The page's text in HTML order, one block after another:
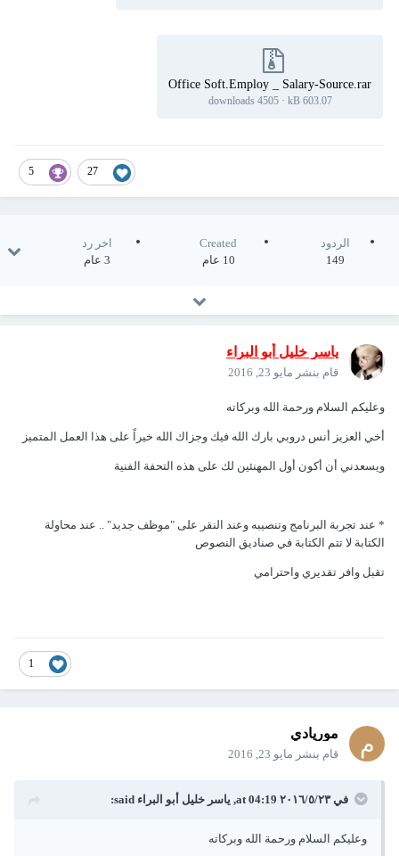
Office Soft.Employ _ Salary-Source.rar
603.07 kB
·
4505 downloads
27
5
الردود
149
Created
10 عام
اخر رد
3 عام
ياسر خليل أبو البراء
قام بنشر مايو 23, 2016
وعليكم السلام ورحمة الله وبركاته
أخي العزيز أنس دروبي بارك الله فيك وجزاك الله خيراً على هذا العمل المتميز
ويسعدني أن أكون أول المهنئين لك على هذه التحفة الفنية
* عند تجربة البرنامج وتنصيبه وعند النقر على "موظف جديد" .. عند محاولة
الكتابة لا تتم الكتابة في صناديق النصوص
تقبل وافر تقديري واحترامي
موريادي
قام بنشر مايو 23, 2016
في ٢٣‏/٥‏/٢٠١٦ at 04:19, ياسر خليل أبو البراءsaid:
وعليكم السلام ورحمة الله وبركاته